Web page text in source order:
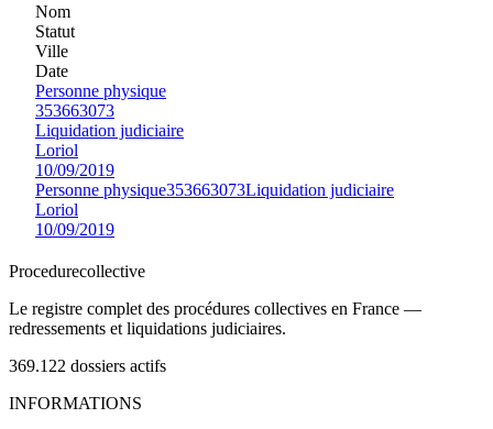
Nom
Statut
Ville
Date
Personne physique
353663073
Liquidation judiciaire
Loriol
10/09/2019
Personne physique353663073Liquidation judiciaire
Loriol
10/09/2019
Procedurecollective
Le registre complet des procédures collectives en France —
redressements et liquidations judiciaires.
369.122 dossiers actifs
INFORMATIONS